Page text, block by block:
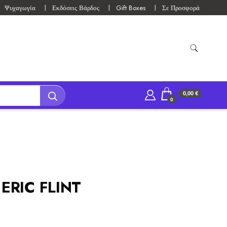
Ψυχαγωγία Εκδόσεις Βάρδος Gift Boxes Σε Προσφορά
0
0,00 €
FLINT